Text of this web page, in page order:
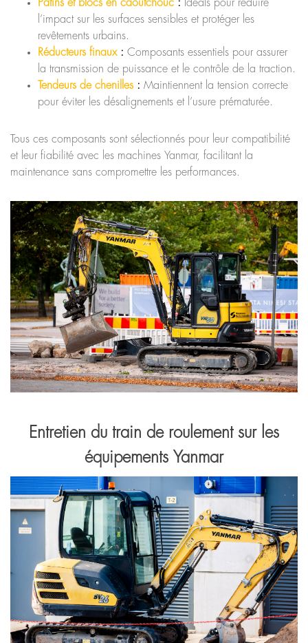
Patins et blocs en caoutchouc : Idéals pour réduire
l’impact sur les surfaces sensibles et protéger les
revêtements urbains.
Réducteurs finaux: Composants essentiels pour assurer
la transmission de puissance et le contrôle de la traction.
Tendeurs de chenilles : Maintiennent la tension correcte
pour éviter les désalignements et l’usure prématurée.
Tous ces composants sont sélectionnés pour leur compatibilité
et leur fiabilité avec les machines Yanmar, facilitant la
maintenance sans compromettre les performances.
Entretien du train de roulement sur les
équipements Yanmar